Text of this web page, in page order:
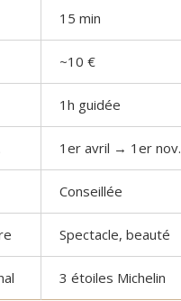
15 min
~10 €
1h guidée
1er avril → 1er nov.
Conseillée
Spectacle, beauté
3 étoiles Michelin